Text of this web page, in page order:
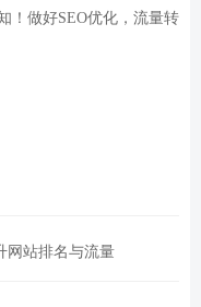
！做好SEO优化，流量转
网站排名与流量